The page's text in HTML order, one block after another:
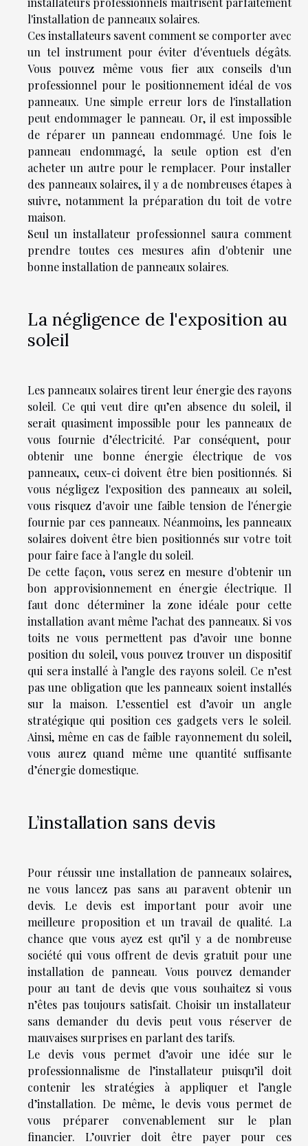
l'installation de panneaux solaires.
Ces installateurs savent comment se comporter avec
un tel instrument pour éviter d'éventuels dégâts.
Vous pouvez même vous fier aux conseils d'un
professionnel pour le positionnement idéal de vos
panneaux. Une simple erreur lors de l'installation
peut endommager le panneau. Or, il est impossible
de réparer un panneau endommagé. Une fois le
panneau endommagé, la seule option est d'en
acheter un autre pour le remplacer. Pour installer
des panneaux solaires, il y a de nombreuses étapes à
suivre, notamment la préparation du toit de votre
maison.
Seul un installateur professionnel saura comment
prendre toutes ces mesures afin d'obtenir une
bonne installation de panneaux solaires.
La négligence de l'exposition au
soleil
Les panneaux solaires tirent leur énergie des rayons
soleil. Ce qui veut dire qu’en absence du soleil, il
serait quasiment impossible pour les panneaux de
vous fournie d’électricité. Par conséquent, pour
obtenir une bonne énergie électrique de vos
panneaux, ceux-ci doivent être bien positionnés. Si
vous négligez l'exposition des panneaux au soleil,
vous risquez d'avoir une faible tension de l'énergie
fournie par ces panneaux. Néanmoins, les panneaux
solaires doivent être bien positionnés sur votre toit
pour faire face à l'angle du soleil.
De cette façon, vous serez en mesure d'obtenir un
bon approvisionnement en énergie électrique. Il
faut donc déterminer la zone idéale pour cette
installation avant même l’achat des panneaux. Si vos
toits ne vous permettent pas d’avoir une bonne
position du soleil, vous pouvez trouver un dispositif
qui sera installé à l’angle des rayons soleil. Ce n’est
pas une obligation que les panneaux soient installés
sur la maison. L’essentiel est d’avoir un angle
stratégique qui position ces gadgets vers le soleil.
Ainsi, même en cas de faible rayonnement du soleil,
vous aurez quand même une quantité suffisante
d’énergie domestique.
L’installation sans devis
Pour réussir une installation de panneaux solaires,
ne vous lancez pas sans au paravent obtenir un
devis. Le devis est important pour avoir une
meilleure proposition et un travail de qualité. La
chance que vous ayez est qu’il y a de nombreuse
société qui vous offrent de devis gratuit pour une
installation de panneau. Vous pouvez demander
pour au tant de devis que vous souhaitez si vous
n’êtes pas toujours satisfait. Choisir un installateur
sans demander du devis peut vous réserver de
mauvaises surprises en parlant des tarifs.
Le devis vous permet d’avoir une idée sur le
professionnalisme de l’installateur puisqu’il doit
contenir les stratégies à appliquer et l’angle
d’installation. De même, le devis vous permet de
vous préparer convenablement sur le plan
financier. L’ouvrier doit être payer pour ces